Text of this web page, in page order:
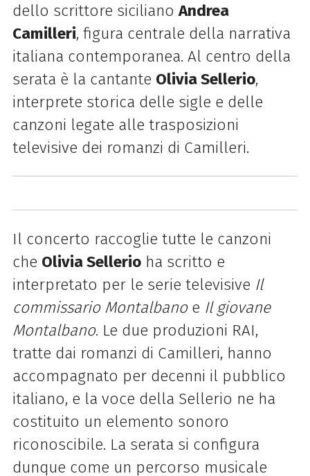
dello scrittore sicilianoAndrea
Camilleri, figura centrale della narrativa
italiana contemporanea. Al centro della
serata è la cantante Olivia Sellerio,
interprete storica delle sigle e delle
canzoni legate alle trasposizioni
televisive dei romanzi di Camilleri.
Il concerto raccoglie tutte le canzoni
che Olivia Sellerioha scritto e
interpretato per le serie televisive Il
commissario Montalbanoe Il giovane
Montalbano. Le due produzioni RAI,
tratte dai romanzi di Camilleri, hanno
accompagnato per decenni il pubblico
italiano, e la voce della Sellerio ne ha
costituito un elemento sonoro
riconoscibile. La serata si configura
dunque come un percorso musicale